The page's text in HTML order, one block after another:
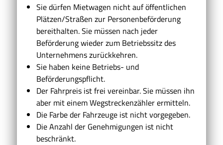
Sie dürfen Mietwagen nicht auf öffentlichen
Plätzen/Straßen zur Personenbeförderung
bereithalten. Sie müssen nach jeder
Beförderung wieder zum Betriebssitz des
Unternehmens zurückkehren.
Sie haben keine Betriebs- und
Beförderungspflicht.
Der Fahrpreis ist frei vereinbar. Sie müssen ihn
aber mit einemWegstreckenzähler ermitteln.
Die Farbe der Fahrzeuge ist nicht vorgegeben.
Die Anzahl der Genehmigungen ist nicht
beschränkt.